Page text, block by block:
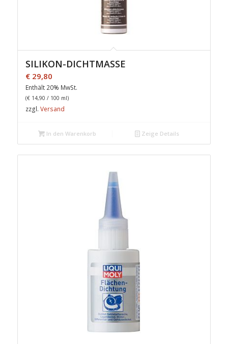
SILIKON-DICHTMASSE
€29,80
Enthält 20% MwSt.
(€14,90 / 100 ml)
zzgl. Versand
In den Warenkorb Zeige Details